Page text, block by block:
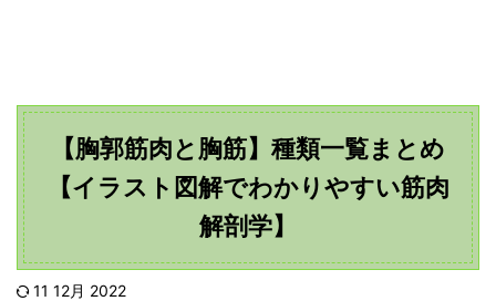
【胸郭筋肉と胸筋】種類一覧まとめ
【イラスト図解でわかりやすい筋肉
解剖学】
11 12月 2022